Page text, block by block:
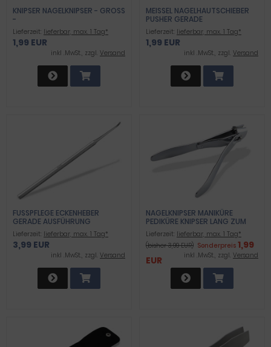
KNIPSER NAGELKNIPSER - GROSS -
Lieferzeit: lieferbar, max. 1 Tag*
1,99 EUR
inkl .MwSt., zzgl. Versand
MEISSEL NAGELHAUTSCHIEBER P
USHER GERADE
Lieferzeit: lieferbar, max. 1 Tag*
1,99 EUR
inkl .MwSt., zzgl. Versand
FUSSPFLEGE ECKENHEBER G
ERADE AUSFÜHRUNG
Lieferzeit: lieferbar, max. 1 Tag*
3,99 EUR
inkl .MwSt., zzgl. Versand
NAGELKNIPSER MANIKÜRE
PEDIKÜRE KNIPSER LANG ZUM
SCHNEIDEN DER FINGER- UND
FUSSNÄGEL
Lieferzeit: lieferbar, max. 1 Tag*
(bisher 3,99 EUR) Sonderpreis 1,99
EUR
inkl .MwSt., zzgl. Versand